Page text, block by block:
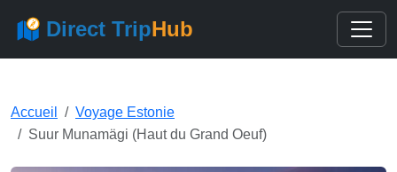
Direct TripHub
Accueil
Voyage Estonie
Suur Munamägi (Haut du Grand Oeuf)